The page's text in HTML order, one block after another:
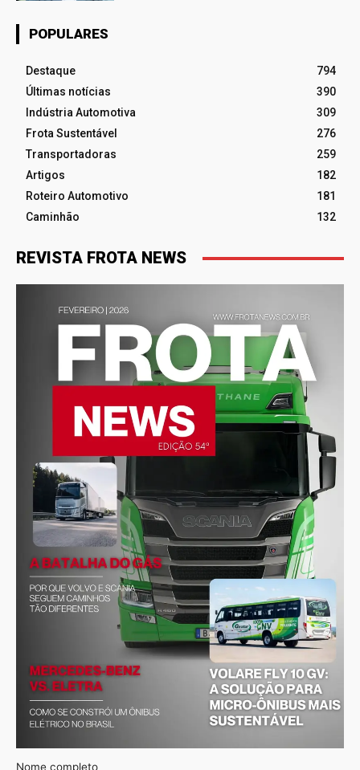
POPULARES
Destaque
794
Últimas notícias
390
Indústria Automotiva
309
Frota Sustentável
276
Transportadoras
259
Artigos
182
Roteiro Automotivo
181
Caminhão
132
REVISTA FROTA NEWS
Nome completo